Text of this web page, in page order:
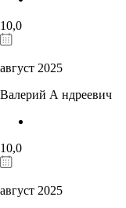
10,0
август 2025
Валерий А ндреевич
10,0
август 2025